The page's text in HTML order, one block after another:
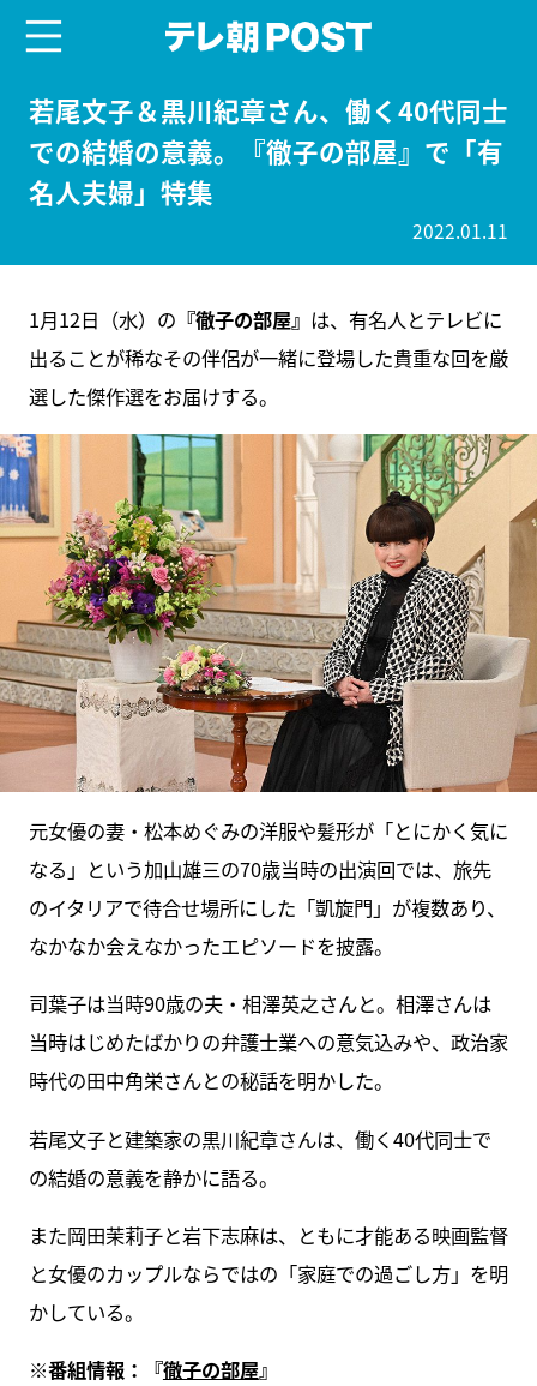
若尾文子＆黒川紀章さん、働く40代同士
での結婚の意義。『徹子の部屋』で「有
名人夫婦」特集
2022.01.11
1月12日（水）の 『徹子の部屋』 は、有名人とテレビに
出ることが稀なその伴侶が一緒に登場した貴重な回を厳
選した傑作選をお届けする。
元女優の妻・松本めぐみの洋服や髪形が「とにかく気に
なる」という加山雄三の70歳当時の出演回では、旅先
のイタリアで待合せ場所にした「凱旋門」が複数あり、
なかなか会えなかったエピソードを披露。
司葉子は当時90歳の夫・相澤英之さんと。相澤さんは
当時はじめたばかりの弁護士業への意気込みや、政治家
時代の田中角栄さんとの秘話を明かした。
若尾文子と建築家の黒川紀章さんは、働く40代同士で
の結婚の意義を静かに語る。
また岡田茉莉子と岩下志麻は、ともに才能ある映画監督
と女優のカップルならではの「家庭での過ごし方」を明
かしている。
※番組情報：『徹子の部屋』